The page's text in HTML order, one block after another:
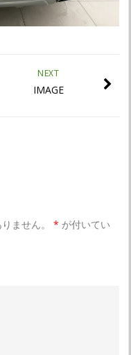
NEXT
IMAGE
ません。 * が付いてい